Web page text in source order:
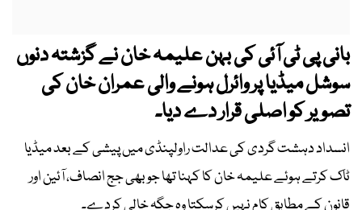
بانی پی ٹی آئی کی بہن علیمہ خان نے گزشتہ دنوں
سوشل میڈیا پر وائرل ہونے والی عمران خان کی
تصویر کو اصلی قرار دے دیا۔
انسداد دہشت گردی کی عدالت راولپنڈی میں پیشی کے بعد میڈیا
ٹاک کرتے ہوئے علیمہ خان کا کہنا تھا جو بھی جج انصاف، آئین اور
قانون کے مطابق کام نہیں کرسکتا وہ جگہ خالی کردے۔